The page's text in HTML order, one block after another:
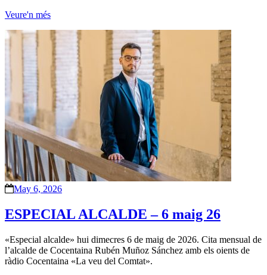
Veure'n més
May 6, 2026
ESPECIAL ALCALDE – 6 maig 26
«Especial alcalde» hui dimecres 6 de maig de 2026. Cita mensual de
l’alcalde de Cocentaina Rubén Muñoz Sánchez amb els oients de
ràdio Cocentaina «La veu del Comtat».